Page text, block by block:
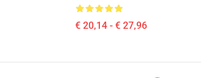
€ 20,14 - € 27,96